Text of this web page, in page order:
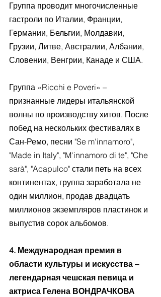
Группа проводит многочисленные
гастроли по Италии, Франции,
Германии, Бельгии, Молдавии,
Грузии, Литве, Австралии, Албании,
Словении, Венгрии, Канаде и США.
Группа «Ricchi e Poveri» –
признанные лидеры итальянской
волны по производству хитов. После
побед на нескольких фестивалях в
Сан-Ремо, песни "Se m'innamoro",
"Made in Italy", "M'innamoro di te", "Che
sarà", "Acapulco" стали петь на всех
континентах, группа заработала не
один миллион, продав двадцать
миллионов экземпляров пластинок и
выпустив сорок альбомов.
4. Международная премия в
области культуры и искусства –
легендарная чешская певица и
актриса Гелена ВОНДРАЧКОВА